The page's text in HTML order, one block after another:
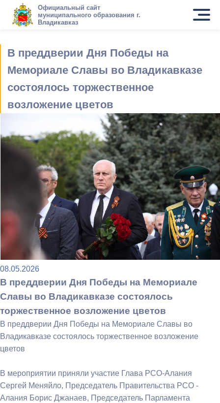
Официальный сайт
муниципального образования г.
Владикавказ
В преддверии Дня Победы на
Мемориале Славы во Владикавказе
состоялось торжественное
возложение цветов
08.05.2026
В преддверии Дня Победы на Мемориале
Славы во Владикавказе состоялось
торжественное возложение цветов
В преддверии Дня Победы на Мемориале Славы во
Владикавказе состоялось торжественное возложение
цветов
В мероприятии приняли участие Глава РСО-Алания
Сергей Меняйло, Председатель Правительства РСО -
Алания Борис Джанаев, Председатель Парламента